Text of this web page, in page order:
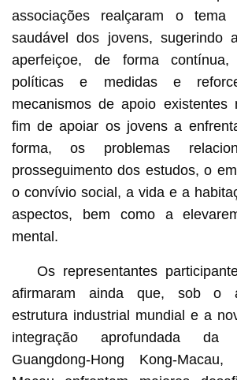
associações realçaram o tema
saudável dos jovens, sugerindo
aperfeiçoe, de forma
políticas e medidas e
mecanismos de apoio existentes
fim de apoiar os jovens a
forma, os problemas
prosseguimento dos estudos, o
o convívio social, a vida e a
aspectos, bem como a
mental.
Os representantes
afirmaram ainda que, sob o
estrutura industrial mundial e a
integração aprofundada
Guangdong-Hong Kong-